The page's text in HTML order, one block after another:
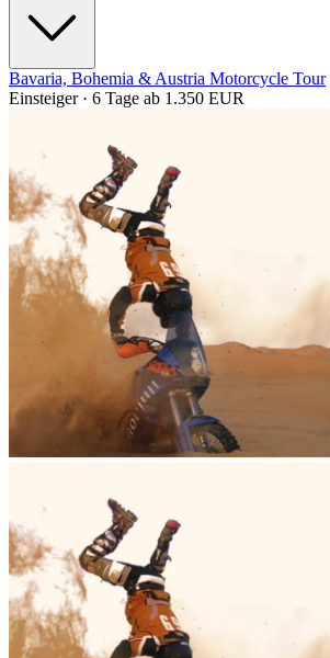
Bavaria, Bohemia & Austria Motorcycle Tour
Einsteiger · 6 Tage ab 1.350 EUR